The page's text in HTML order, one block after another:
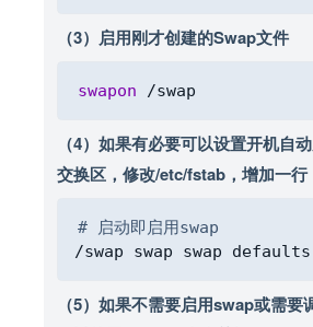
（3）启用刚才创建的Swap文件
swapon
（4）如果有必要可以设置开机自
交换区，修改/etc/fstab，增加一行
# 启动即启用swap
/swap swap swap defaults
（5）如果不需要启用swap或需要